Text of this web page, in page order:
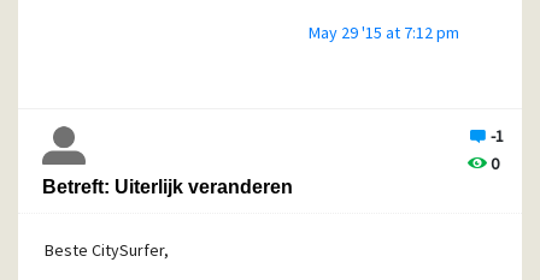
May 29 '15 at 7:12 pm
-1
0
Betreft: Uiterlijk veranderen
Beste CitySurfer,